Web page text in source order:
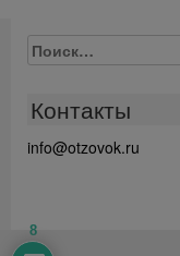
Найти:
Контакты
info@otzovok.ru
8